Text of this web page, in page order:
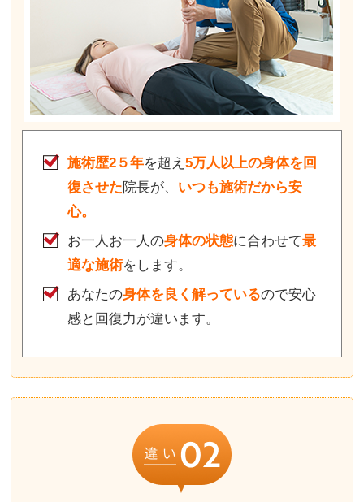
施術歴2５年を超え5万人以上の身体を回
復させた院長が、 いつも施術だから安
心。
お一人お一人の身体の状態に合わせて最
適な施術をします。
あなたの身体を良く解っているので安心
感と回復力が違います。